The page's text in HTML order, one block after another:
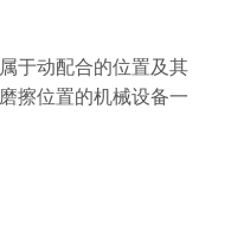
于动配合的位置及其
擦位置的机械设备一